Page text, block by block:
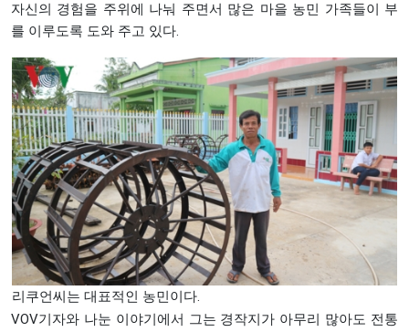
자신의 경험을 주위에 나눠 주면서 많은 마을 농민 가족들이 부
를 이루도록 도와 주고 있다.
리쿠언씨는 대표적인 농민이다.
VOV기자와 나눈 이야기에서 그는 경작지가 아무리 많아도 전통